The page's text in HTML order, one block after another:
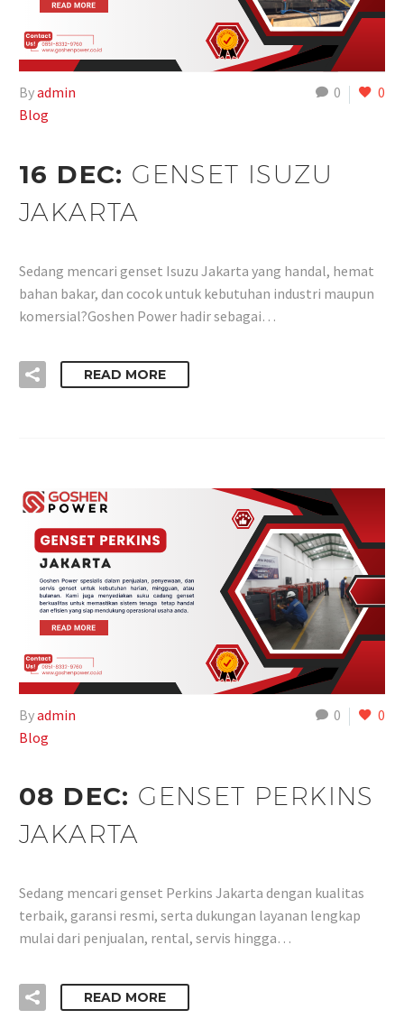
0 0
Byadmin
Blog
16 DEC: GENSET ISUZU
JAKARTA
Sedang mencari genset Isuzu Jakarta yang handal, hemat
bahan bakar, dan cocok untuk kebutuhan industri maupun
komersial?Goshen Power hadir sebagai…
READ MORE
0 0
Byadmin
Blog
08 DEC: GENSET PERKINS
JAKARTA
Sedang mencari genset Perkins Jakarta dengan kualitas
terbaik, garansi resmi, serta dukungan layanan lengkap
mulai dari penjualan, rental, servis hingga…
READ MORE